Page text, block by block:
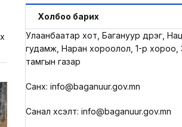
Холбоо барих
Улаанбаатар хот, Багануур дүүрэг,
гудамж, Наран хороолол, 1-р хороо,
тамгын газар
Санхүү: info@baganuur.gov.mn
Санал хүсэлт: info@baganuur.gov.mn